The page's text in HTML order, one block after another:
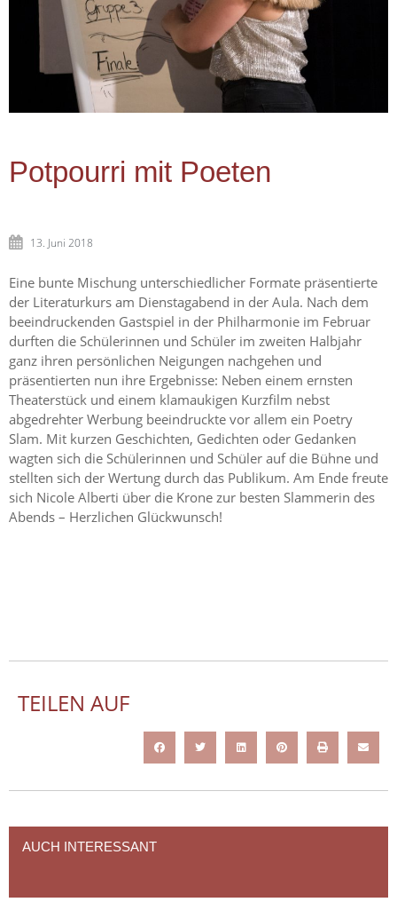
Potpourri mit Poeten
13. Juni 2018
Eine bunte Mischung unterschiedlicher Formate präsentierte
der Literaturkurs am Dienstagabend in der Aula. Nach dem
beeindruckenden Gastspiel in der Philharmonie im Februar
durften die Schülerinnen und Schüler im zweiten Halbjahr
ganz ihren persönlichen Neigungen nachgehen und
präsentierten nun ihre Ergebnisse: Neben einem ernsten
Theaterstück und einem klamaukigen Kurzfilm nebst
abgedrehter Werbung beeindruckte vor allem ein Poetry
Slam. Mit kurzen Geschichten, Gedichten oder Gedanken
wagten sich die Schülerinnen und Schüler auf die Bühne und
stellten sich der Wertung durch das Publikum. Am Ende freute
sich Nicole Alberti über die Krone zur besten Slammerin des
Abends – Herzlichen Glückwunsch!
TEILEN AUF
AUCH INTERESSANT